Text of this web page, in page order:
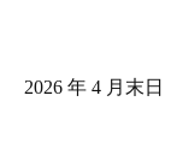
2026 年 4 月末日